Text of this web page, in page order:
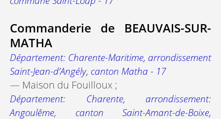
Commanderie de BEAUVAIS-SUR-
MATHA
Département: Charente-Maritime, arrondissement
Saint-Jean-d’Angély, canton Matha - 17
— Maison du Fouilloux ;
Département: Charente, arrondissement:
Angoulême, canton Saint-Amant-de-Boixe,